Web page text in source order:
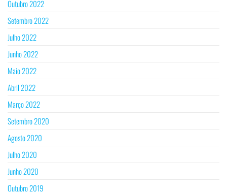
Outubro 2022
Setembro 2022
Julho 2022
Junho 2022
Maio 2022
Abril 2022
Março 2022
Setembro 2020
Agosto 2020
Julho 2020
Junho 2020
Outubro 2019